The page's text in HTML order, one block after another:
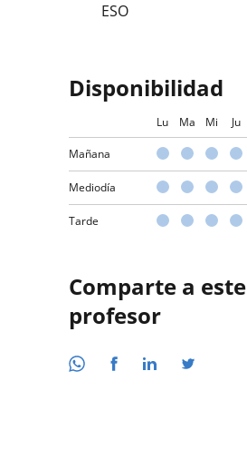
ESO
Disponibilidad
Lu Ma Mi Ju
Mañana
Mediodía
Tarde
Comparte a este
profesor